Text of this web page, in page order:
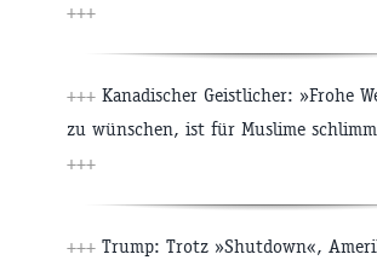
+++
+++ Kanadischer Geistlicher: »Frohe
zu wünschen, ist für Muslime
+++
+++ Trump: Trotz »Shutdown«,